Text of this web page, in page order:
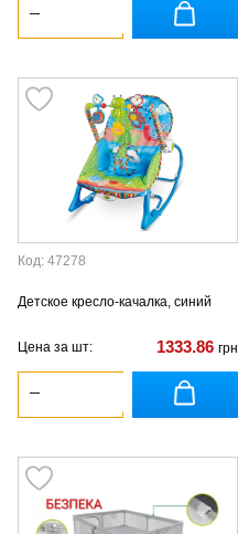
Код: 47278
Детское кресло-качалка, синий
Цена за шт: 1333.86 грн